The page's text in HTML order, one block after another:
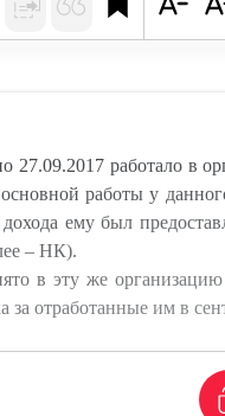
27.09.2017 работало в
работы у
ему был
– НК).
в эту же
за отработанные им в